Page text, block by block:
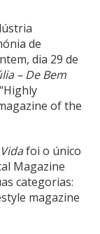
de
dia 29 de
– De Bem
of the
foi o único
Magazine
categorias:
magazine